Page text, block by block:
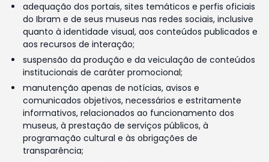
adequação dos portais, sites temáticos e perfis oficiais
do Ibram e de seus museus nas redes sociais, inclusive
quanto à identidade visual, aos conteúdos publicados e
aos recursos de interação;
suspensão da produção e da veiculação de conteúdos
institucionais de caráter promocional;
manutenção apenas de notícias, avisos e
comunicados objetivos, necessários e estritamente
informativos, relacionados ao funcionamento dos
museus, à prestação de serviços públicos, à
programação cultural e às obrigações de
transparência;